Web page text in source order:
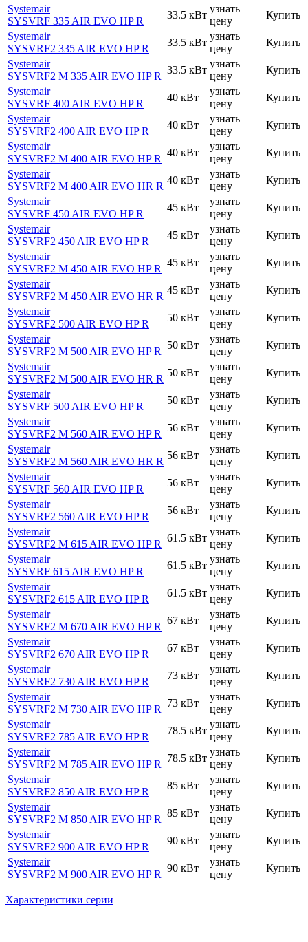
Systemair
SYSVRF 335 AIR EVO HP R
33.5 кВт
узнать
цену
Купить
Systemair
SYSVRF2 335 AIR EVO HP R
33.5 кВт
узнать
цену
Купить
Systemair
SYSVRF2 M 335 AIR EVO HP R
33.5 кВт
узнать
цену
Купить
Systemair
SYSVRF 400 AIR EVO HP R
40 кВт
узнать
цену
Купить
Systemair
SYSVRF2 400 AIR EVO HP R
40 кВт
узнать
цену
Купить
Systemair
SYSVRF2 M 400 AIR EVO HP R
40 кВт
узнать
цену
Купить
Systemair
SYSVRF2 M 400 AIR EVO HR R
40 кВт
узнать
цену
Купить
Systemair
SYSVRF 450 AIR EVO HP R
45 кВт
узнать
цену
Купить
Systemair
SYSVRF2 450 AIR EVO HP R
45 кВт
узнать
цену
Купить
Systemair
SYSVRF2 M 450 AIR EVO HP R
45 кВт
узнать
цену
Купить
Systemair
SYSVRF2 M 450 AIR EVO HR R
45 кВт
узнать
цену
Купить
Systemair
SYSVRF2 500 AIR EVO HP R
50 кВт
узнать
цену
Купить
Systemair
SYSVRF2 M 500 AIR EVO HP R
50 кВт
узнать
цену
Купить
Systemair
SYSVRF2 M 500 AIR EVO HR R
50 кВт
узнать
цену
Купить
Systemair
SYSVRF 500 AIR EVO HP R
50 кВт
узнать
цену
Купить
Systemair
SYSVRF2 M 560 AIR EVO HP R
56 кВт
узнать
цену
Купить
Systemair
SYSVRF2 M 560 AIR EVO HR R
56 кВт
узнать
цену
Купить
Systemair
SYSVRF 560 AIR EVO HP R
56 кВт
узнать
цену
Купить
Systemair
SYSVRF2 560 AIR EVO HP R
56 кВт
узнать
цену
Купить
Systemair
SYSVRF2 M 615 AIR EVO HP R
61.5 кВт
узнать
цену
Купить
Systemair
SYSVRF 615 AIR EVO HP R
61.5 кВт
узнать
цену
Купить
Systemair
SYSVRF2 615 AIR EVO HP R
61.5 кВт
узнать
цену
Купить
Systemair
SYSVRF2 M 670 AIR EVO HP R
67 кВт
узнать
цену
Купить
Systemair
SYSVRF2 670 AIR EVO HP R
67 кВт
узнать
цену
Купить
Systemair
SYSVRF2 730 AIR EVO HP R
73 кВт
узнать
цену
Купить
Systemair
SYSVRF2 M 730 AIR EVO HP R
73 кВт
узнать
цену
Купить
Systemair
SYSVRF2 785 AIR EVO HP R
78.5 кВт
узнать
цену
Купить
Systemair
SYSVRF2 M 785 AIR EVO HP R
78.5 кВт
узнать
цену
Купить
Systemair
SYSVRF2 850 AIR EVO HP R
85 кВт
узнать
цену
Купить
Systemair
SYSVRF2 M 850 AIR EVO HP R
85 кВт
узнать
цену
Купить
Systemair
SYSVRF2 900 AIR EVO HP R
90 кВт
узнать
цену
Купить
Systemair
SYSVRF2 M 900 AIR EVO HP R
90 кВт
узнать
цену
Купить
Характеристики серии